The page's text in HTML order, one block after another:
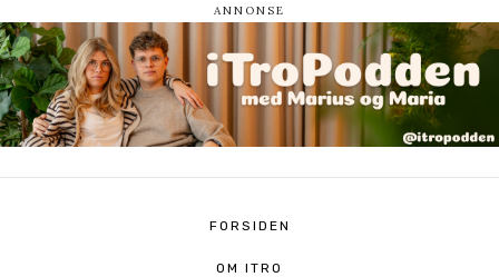
FORSIDEN
OM ITRO